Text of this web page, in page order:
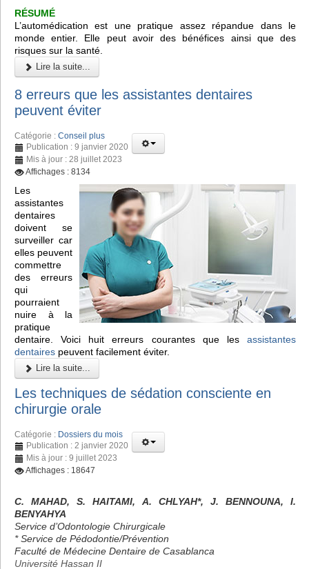
RÉSUMÉ
L’automédication est une pratique assez répandue dans le
monde entier. Elle peut avoir des bénéfices ainsi que des
risques sur la santé.
Lire la suite...
8 erreurs que les assistantes dentaires
peuvent éviter
Catégorie : Conseil plus
Publication : 9 janvier 2020
Mis à jour : 28 juillet 2023
Affichages : 8134
Les
assistantes
dentaires
doivent se
surveiller car
elles peuvent
commettre
des erreurs
qui
pourraient
nuire à la
pratique
dentaire. Voici huit erreurs courantes que les assistantes
dentaires peuvent facilement éviter.
Lire la suite...
Les techniques de sédation consciente en
chirurgie orale
Catégorie : Dossiers du mois
Publication : 2 janvier 2020
Mis à jour : 9 juillet 2023
Affichages : 18647
C. MAHAD, S. HAITAMI, A. CHLYAH*, J. BENNOUNA, I.
BENYAHYA
Service d’Odontologie Chirurgicale
* Service de Pédodontie/Prévention
Faculté de Médecine Dentaire de Casablanca
Université Hassan II